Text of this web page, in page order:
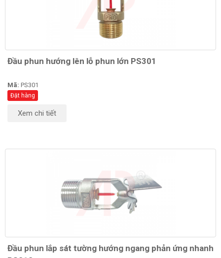
Đầu phun hướng lên lỗ phun lớn PS301
Mã: PS301
Đặt hàng
Xem chi tiết
Đầu phun lắp sát tường hướng ngang phản ứng nhanh